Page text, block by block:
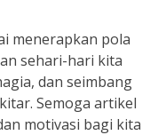
menerapkan pola
sehari-hari kita
dan seimbang
Semoga artikel
motivasi bagi kita